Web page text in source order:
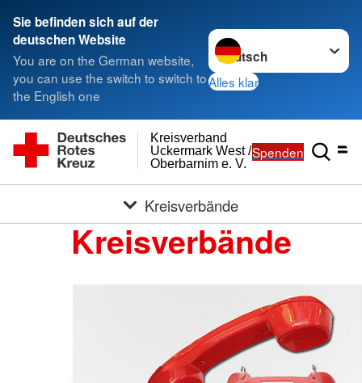
Sie befinden sich auf der
deutschen Website
You are on the German website,
you can use the switch to switch to
the English one
Sprache wechseln zu
Alles klar
Oberbarnim e. V.
Uckermark West /
Kreisverband
Spenden
Kreisverbände
Kreisverbände